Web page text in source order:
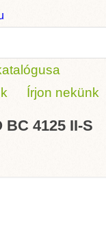
Írjon nekünk
4125 II-S